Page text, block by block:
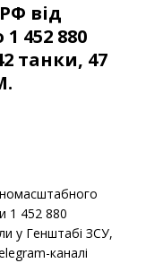
від
452 880
танки, 47
1 452 880
у Генштабі ЗСУ,
каналі